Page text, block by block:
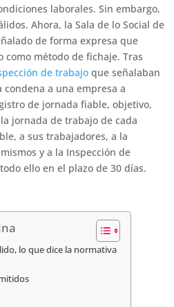
laborales. Sin embargo,
Ahora, la Sala de lo Social de
de forma expresa que
método de fichaje. Tras
de trabajo que señalaban
a una empresa a
de jornada fiable, objetivo,
jornada de trabajo de cada
a sus trabajadores, a la
y a la Inspección de
ello en el plazo de 30 días.
lo que dice la normativa